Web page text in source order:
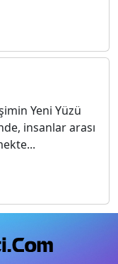
Yeni Yüzü
insanlar arası